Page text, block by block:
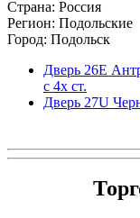
Страна: Россия
Регион: Подольские
Город: Подольск
Дверь 26Е
с 4х ст.
Дверь 27U